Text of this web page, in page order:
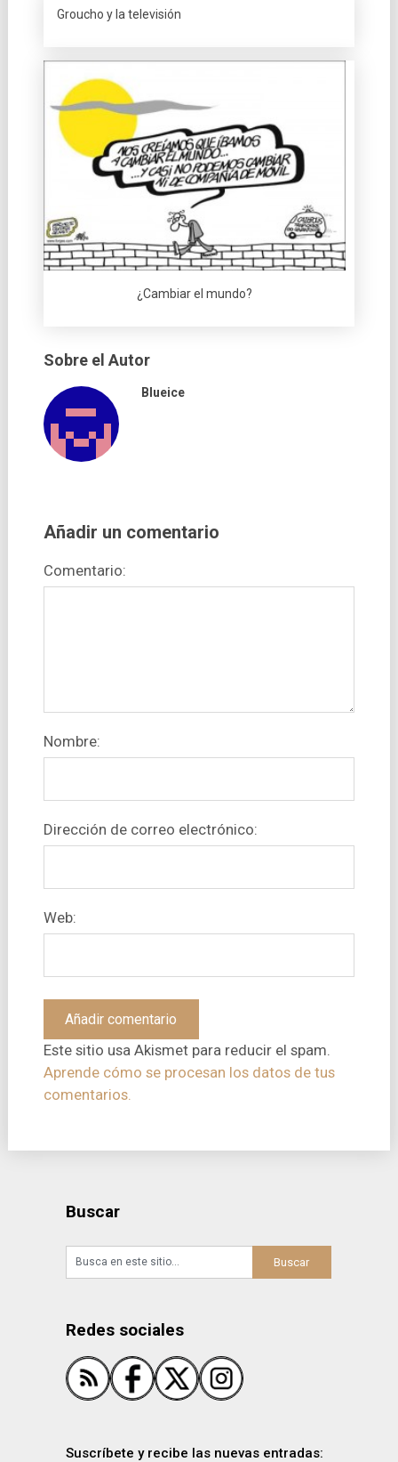
Groucho y la televisión
¿Cambiar el mundo?
Sobre el Autor
Blueice
Añadir un comentario
Comentario:
Nombre:
Dirección de correo electrónico:
Web:
Este sitio usa Akismet para reducir el spam.
Aprende cómo se procesan los datos de tus
comentarios.
Buscar
Redes sociales
Suscríbete y recibe las nuevas entradas: